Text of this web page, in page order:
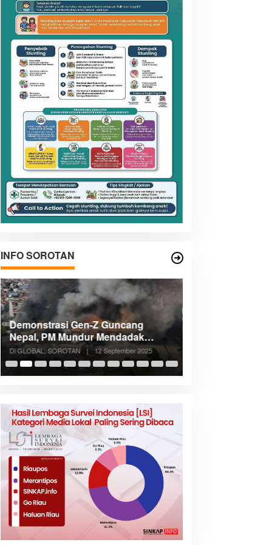
INFO SOROTAN
Demonstrasi Gen-Z Guncang
Nepal, PM Mundur Mendadak
Setelah Gedung Parlemen Dibakar
Di GLOBAL, SOROTAN | 12 September 2025